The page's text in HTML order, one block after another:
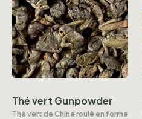
Thé vert Gunpowder
Thé vert de Chine roulé en forme